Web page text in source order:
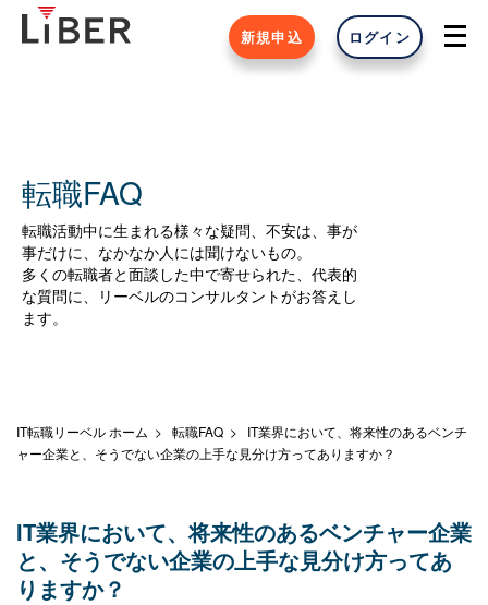
新規申込 ログイン
転職FAQ
転職活動中に生まれる様々な疑問、不安は、事が
事だけに、なかなか人には聞けないもの。
多くの転職者と面談した中で寄せられた、代表的
な質問に、リーベルのコンサルタントがお答えし
ます。
IT転職リーベル ホーム 転職FAQ
IT業界において、将来性のあるベンチ
ャー企業と、そうでない企業の上手な見分け方ってありますか？
IT業界において、将来性のあるベンチャー企業
と、そうでない企業の上手な見分け方ってあ
りますか？